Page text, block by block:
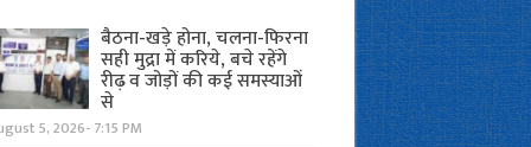
बैठना-खड़े होना, चलना-फिरना
सही मुद्रा में करिये, बचे रहेंगे
रीढ़ व जोड़ों की कई समस्याओं
से
5, 2026- 7:15 PM